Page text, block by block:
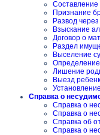
Составление
Признание
Развод через
Взыскание
Договор о
Раздел
Выселение
Определение
Лишение
Выезд
Справка о
Справка о
Справка о
Справка об
Справка о